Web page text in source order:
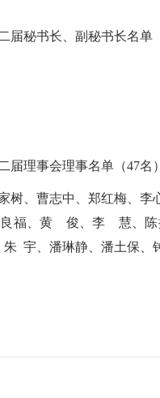
届秘书长、副秘书长名单
届理事会理事名单（47名）
、曹志中、郑红梅、李
福、黄 俊、李 慧、陈
宇、潘琳静、潘土保、